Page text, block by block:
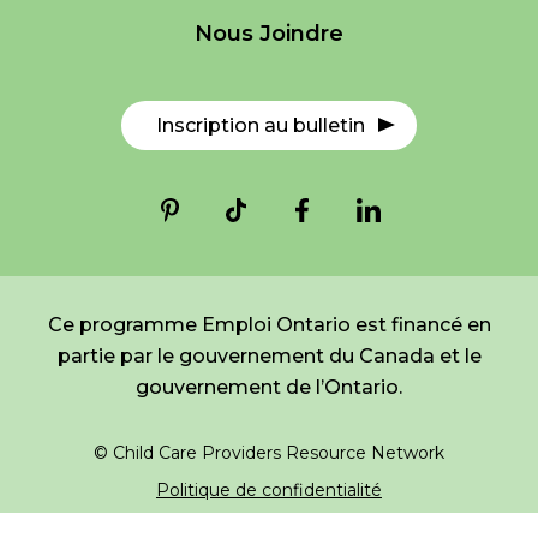
Nous Joindre
Inscription au bulletin
Ce programme Emploi Ontario est financé en
partie par le gouvernement du Canada et le
gouvernement de l’Ontario.
© Child Care Providers Resource Network
Politique de confidentialité
COURRIEL
service de garde